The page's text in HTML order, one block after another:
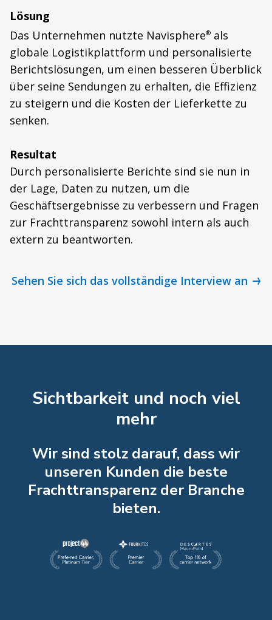
Lösung
Das Unternehmen nutzte Navisphere® als
globale Logistikplattform und personalisierte
Berichtslösungen, um einen besseren Überblick
über seine Sendungen zu erhalten, die Effizienz
zu steigern und die Kosten der Lieferkette zu
senken.
Resultat
Durch personalisierte Berichte sind sie nun in
der Lage, Daten zu nutzen, um die
Geschäftsergebnisse zu verbessern und Fragen
zur Frachttransparenz sowohl intern als auch
extern zu beantworten.
Sehen Sie sich das vollständige Interview an
Sichtbarkeit und noch viel
mehr
Wir sind stolz darauf, dass wir
unseren Kunden die beste
Frachttransparenz der Branche
bieten.